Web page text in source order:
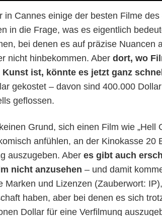
in Cannes einige der besten Filme
in die Frage, was es eigentlich
bei denen es auf präzise Nuancen
nicht hinbekommen. Aber dort, wo
ist, könnte es jetzt ganz
gekostet – davon sind 400.000
geflossen.
Grund, sich einen Film wie „Hell
anfühlen, an der Kinokasse 20
auszugeben. Aber es gibt auch
nicht anzusehen – und damit
Marken und Lizenzen (Zauberwort:
haben, aber bei denen es sich
Dollar für eine Verfilmung